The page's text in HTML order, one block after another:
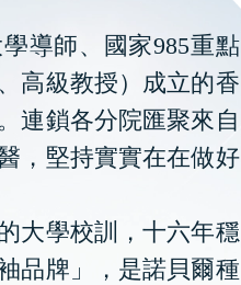
導師、國家985重點
高級教授）成立的香
連鎖各分院匯聚來自
，堅持實實在在做好
大學校訓，十六年穩
品牌」，是諾貝爾種